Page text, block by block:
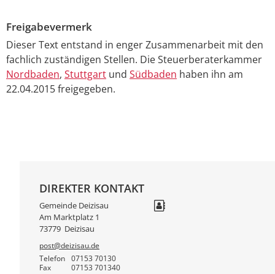
Freigabevermerk
Dieser Text entstand in enger Zusammenarbeit mit den
fachlich zuständigen Stellen. Die Steuerberaterkammer
Nordbaden, Stuttgart und Südbaden haben ihn am
22.04.2015 freigegeben.
DIREKTER KONTAKT
Gemeinde Deizisau
Am Marktplatz 1
73779 Deizisau
post@deizisau.de
Telefon
07153 70130
Fax 07153 701340